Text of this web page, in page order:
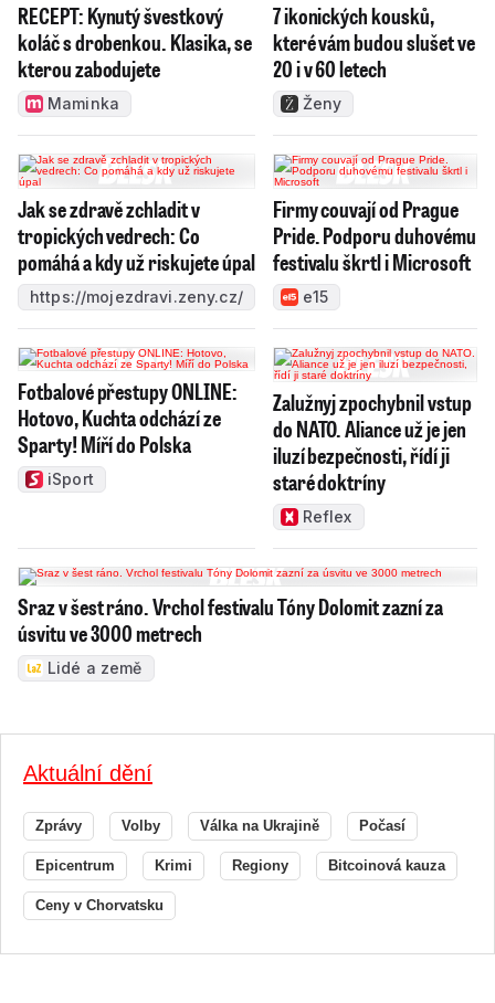
RECEPT: Kynutý švestkový
koláč s drobenkou. Klasika, se
kterou zabodujete
Maminka
7 ikonických kousků,
které vám budou slušet ve
20 i v 60 letech
Ženy
Jak se zdravě zchladit v
tropických vedrech: Co
pomáhá a kdy už riskujete úpal
https://mojezdravi.zeny.cz/
Firmy couvají od Prague
Pride. Podporu duhovému
festivalu škrtl i Microsoft
e15
Fotbalové přestupy ONLINE:
Hotovo, Kuchta odchází ze
Sparty! Míří do Polska
iSport
Zalužnyj zpochybnil vstup
do NATO. Aliance už je jen
iluzí bezpečnosti, řídí ji
staré doktríny
Reflex
Sraz v šest ráno. Vrchol festivalu Tóny Dolomit zazní za
úsvitu ve 3000 metrech
Lidé a země
Aktuální dění
Zprávy Volby Válka na Ukrajině Počasí
Epicentrum Krimi Regiony Bitcoinová kauza
Ceny v Chorvatsku